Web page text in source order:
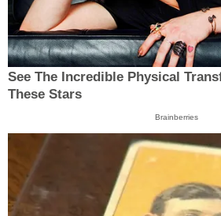
See The Incredible Physical
These Stars
Brainberries